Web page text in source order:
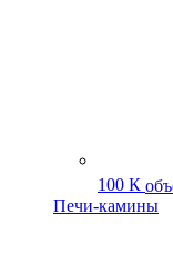
100 К
Печи-камины